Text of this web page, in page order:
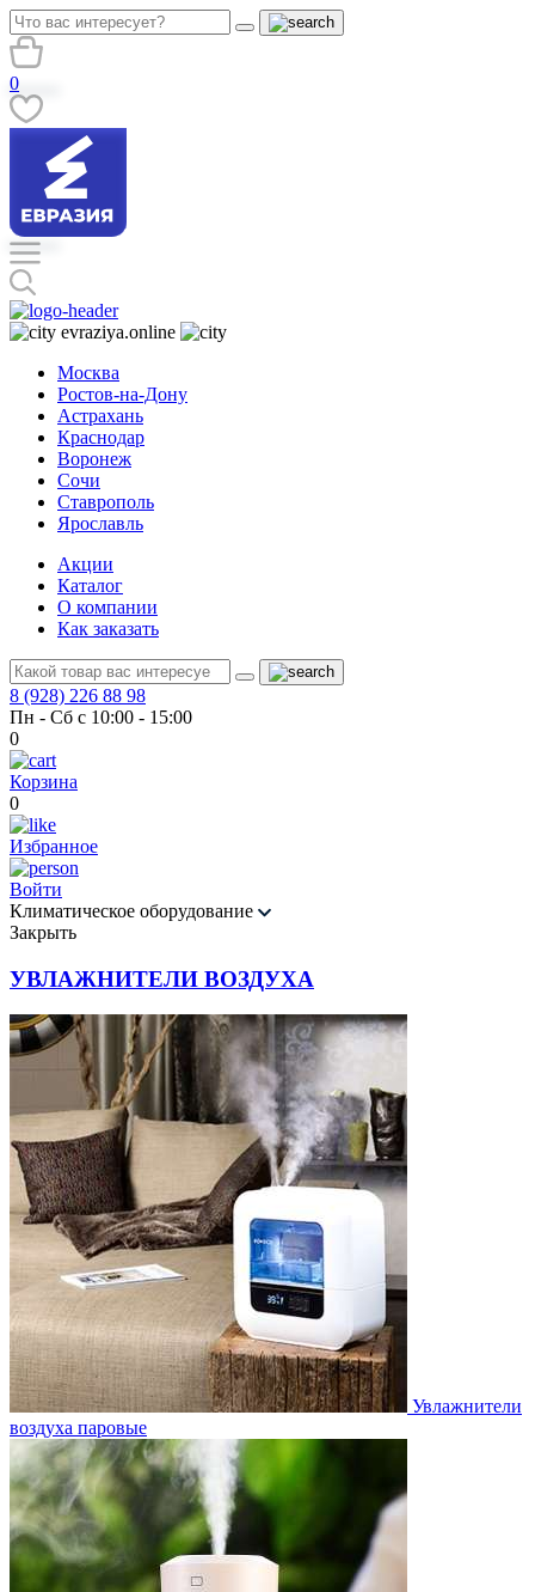
0
evraziya.online
Москва
Ростов-на-Дону
Астрахань
Краснодар
Воронеж
Сочи
Ставрополь
Ярославль
Акции
Каталог
О компании
Как заказать
8 (928) 226 88 98
Пн - Сб с 10:00 - 15:00
0
Корзина
0
Избранное
Войти
Климатическое оборудование
Закрыть
УВЛАЖНИТЕЛИ ВОЗДУХА
Увлажнители
воздуха паровые